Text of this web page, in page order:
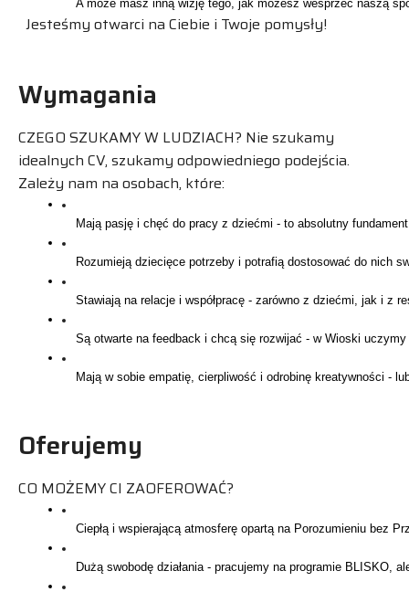
Jesteśmy otwarci na Ciebie i Twoje pomysły!
Wymagania
CZEGO SZUKAMY W LUDZIACH? Nie szukamy
idealnych CV, szukamy odpowiedniego podejścia.
Zależy nam na osobach, które:
Oferujemy
CO MOŻEMY CI ZAOFEROWAĆ?